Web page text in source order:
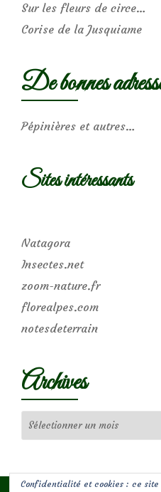
Sur les fleurs de circe…
Corise de la Jusquiame
De bonnes
Pépinières et autres…
Sites intéressants
Natagora
Insectes.net
zoom-nature.fr
florealpes.com
notesdeterrain
Archives
Confidentialité et cookies : ce